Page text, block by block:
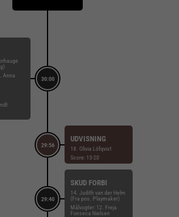
30:00
Anna
29:56
UDVISNING
18. Olivia Löfqvist
Score: 13-20
29:40
SKUD FORBI
14. Judith van der Helm
(Fra pos. Playmaker)
Målvogter: 12. Freja
Fonseca Nielsen